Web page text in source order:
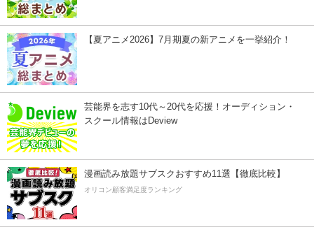
【夏アニメ2026】7月期夏の新アニメを一挙紹介！
芸能界を志す10代～20代を応援！オーディション・
スクール情報はDeview
漫画読み放題サブスクおすすめ11選【徹底比較】
オリコン顧客満足度ランキング